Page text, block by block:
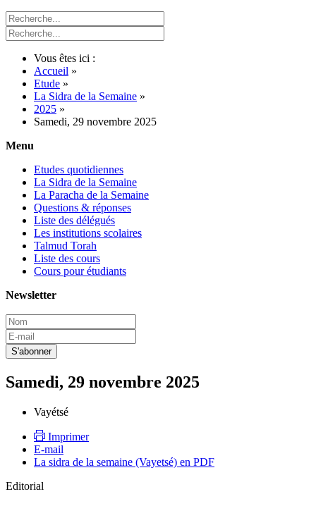
Vous êtes ici :
Accueil »
Etude »
La Sidra de la Semaine »
2025 »
Samedi, 29 novembre 2025
Menu
Etudes quotidiennes
La Sidra de la Semaine
La Paracha de la Semaine
Questions & réponses
Liste des délégués
Les institutions scolaires
Talmud Torah
Liste des cours
Cours pour étudiants
Newsletter
Samedi, 29 novembre 2025
Vayétsé
Imprimer
E-mail
La sidra de la semaine (Vayetsé) en PDF
Editorial